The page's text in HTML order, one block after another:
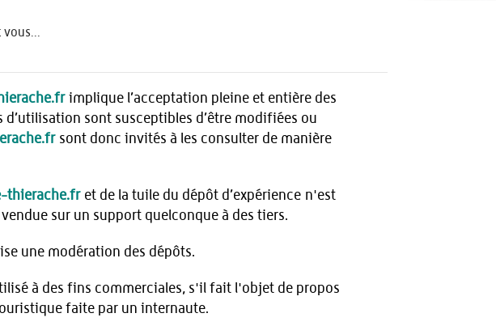
implique l’acceptation pleine et entière des
sont susceptibles d’être modifiées ou
sont donc invités à les consulter de manière
thierache.fret de la tuile du dépôt d’expérience n'est
sur un support quelconque à des tiers.
une modération des dépôts.
à des fins commerciales, s'il fait l'objet de propos
faite par un internaute.